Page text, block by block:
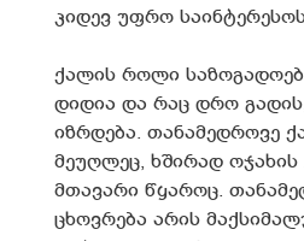
კიდევ უფრო
ქალის როლი
დიდია და რაც დრო
იზრდება. თანამედროვე
მეუღლეც, ხშირად
მთავარი წყაროც.
ცხოვრება არის